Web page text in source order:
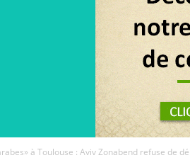
à Toulouse : Aviv Zonabend refuse de